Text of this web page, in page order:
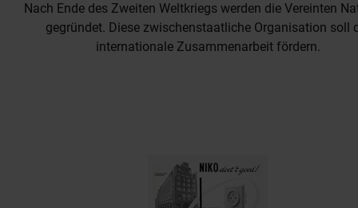
Nach Ende des Zweiten Weltkriegs werden die Vereinten
gegründet. Diese zwischenstaatliche Organisation soll
internationale Zusammenarbeit fördern.